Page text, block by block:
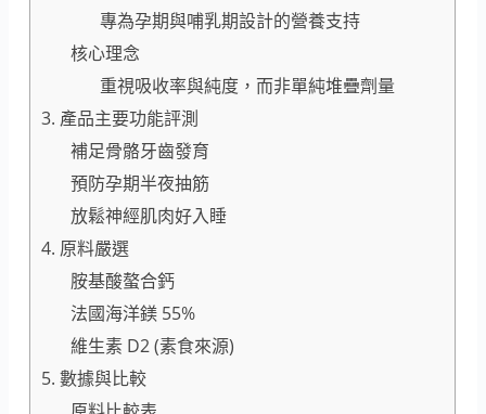
專為孕期與哺乳期設計的營養支持
核心理念
重視吸收率與純度，而非單純堆疊劑量
3. 產品主要功能評測
補足骨骼牙齒發育
預防孕期半夜抽筋
放鬆神經肌肉好入睡
4. 原料嚴選
胺基酸螯合鈣
法國海洋鎂 55%
維生素 D2 (素食來源)
5. 數據與比較